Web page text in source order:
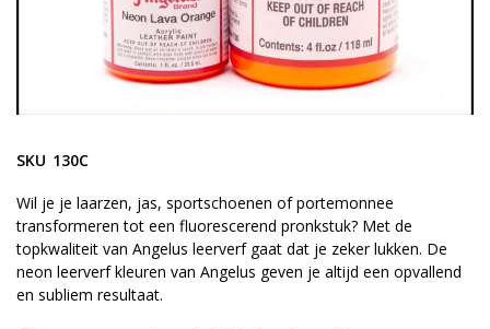
naar
begin
van
de
afbeeldingen-
gallerij
SKU 130C
Wil je je laarzen, jas, sportschoenen of portemonnee
transformeren tot een fluorescerend pronkstuk? Met de
topkwaliteit van Angelus leerverf gaat dat je zeker lukken. De
neon leerverf kleuren van Angelus geven je altijd een opvallend
en subliem resultaat.